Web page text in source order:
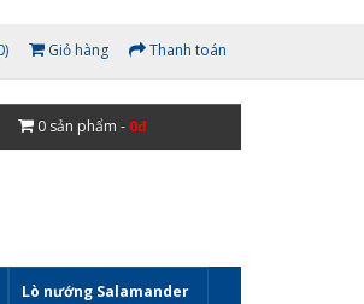
Giỏ hàng Thanh toán
0 sản phẩm - 0đ
Lò nướng Salamander